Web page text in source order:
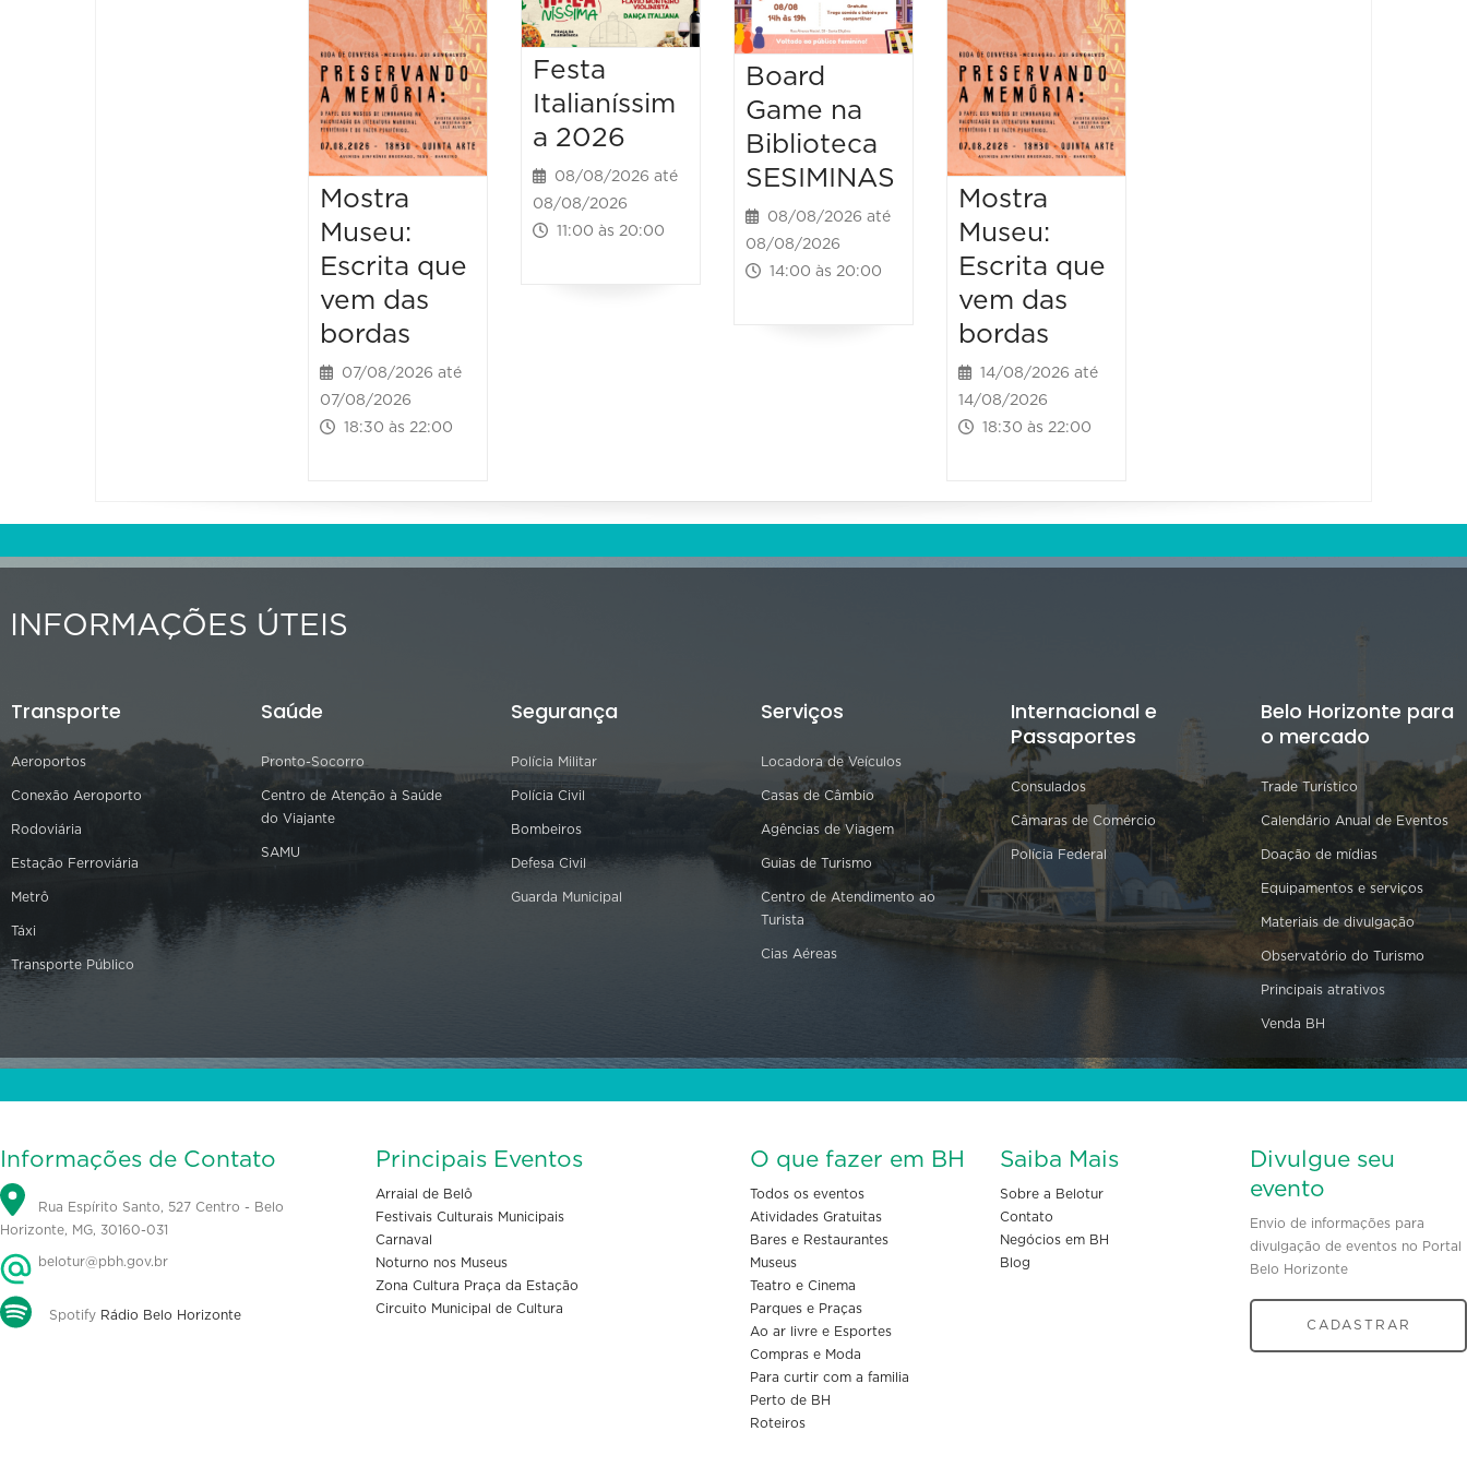
Mostra
Museu:
Escrita que
vem das
bordas
07/08/2026 até
07/08/2026
18:30 às 22:00
Festa
Italianíssim
a 2026
08/08/2026 até
08/08/2026
11:00 às 20:00
Board
Game na
Biblioteca
SESIMINAS
08/08/2026 até
08/08/2026
14:00 às 20:00
Mostra
Museu:
Escrita que
vem das
bordas
14/08/2026 até
14/08/2026
18:30 às 22:00
INFORMAÇÕES ÚTEIS
Transporte
Aeroportos
Conexão Aeroporto
Rodoviária
Estação Ferroviária
Metrô
Táxi
Transporte Público
Saúde
Pronto-Socorro
Centro de Atenção à Saúde
do Viajante
SAMU
Segurança
Polícia Militar
Polícia Civil
Bombeiros
Defesa Civil
Guarda Municipal
Serviços
Locadora de Veículos
Casas de Câmbio
Agências de Viagem
Guias de Turismo
Centro de Atendimento ao
Turista
Cias Aéreas
Internacional e
Passaportes
Consulados
Câmaras de Comércio
Polícia Federal
Belo Horizonte para
o mercado
Trade Turístico
Calendário Anual de Eventos
Doação de mídias
Equipamentos e serviços
Materiais de divulgação
Observatório do Turismo
Principais atrativos
Venda BH
Informações de Contato
Rua Espírito Santo, 527 Centro - Belo
Horizonte, MG, 30160-031
belotur@pbh.gov.br
Spotify Rádio Belo Horizonte
Principais Eventos
Arraial de Belô
Festivais Culturais Municipais
Carnaval
Noturno nos Museus
Zona Cultura Praça da Estação
Circuito Municipal de Cultura
O que fazer em BH
Todos os eventos
Atividades Gratuitas
Bares e Restaurantes
Museus
Teatro e Cinema
Parques e Praças
Ao ar livre e Esportes
Compras e Moda
Para curtir com a familia
Perto de BH
Roteiros
Saiba Mais
Sobre a Belotur
Contato
Negócios em BH
Blog
Divulgue seu
evento
Envio de informações para
divulgação de eventos no Portal
Belo Horizonte
CADASTRAR